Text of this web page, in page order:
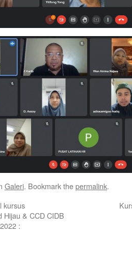
Galeri. Bookmark thepermalink.
kursus
Hijau & CCD CIDB
: